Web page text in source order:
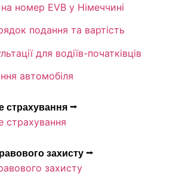
номер EVB у Німеччині
подання та вартість
для водіїв-початківців
автомобіля
страхування ⭢
страхування
захисту ⭢
захисту